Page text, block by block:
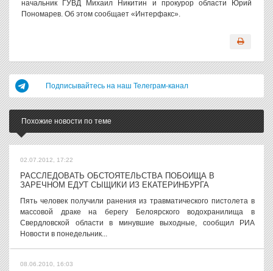
начальник ГУВД Михаил Никитин и прокурор области Юрий
Пономарев. Об этом сообщает «Интерфакс».
Подписывайтесь на наш Телеграм-канал
Похожие новости по теме
02.07.2012, 17:22
РАССЛЕДОВАТЬ ОБСТОЯТЕЛЬСТВА ПОБОИЩА В
ЗАРЕЧНОМ ЕДУТ СЫЩИКИ ИЗ ЕКАТЕРИНБУРГА
Пять человек получили ранения из травматического пистолета в
массовой драке на берегу Белоярского водохранилища в
Свердловской области в минувшие выходные, сообщил РИА
Новости в понедельник...
08.06.2010, 16:03